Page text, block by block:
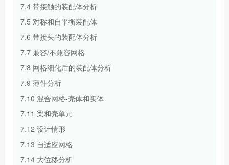
7.4 带接触的装配体分析
7.5 对称和自平衡装配体
7.6 带接头的装配体分析
7.7 兼容/不兼容网格
7.8 网格细化后的装配体分析
7.9 薄件分析
7.10 混合网格-壳体和实体
7.11 梁和壳单元
7.12 设计情形
7.13 自适应网格
7.14 大位移分析